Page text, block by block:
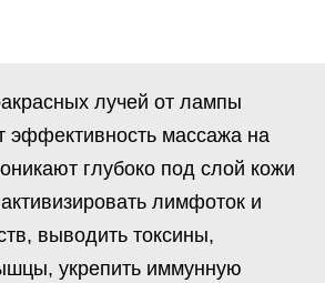
лучей от лампы
эффективность массажа на
глубоко под слой кожи
лимфоток и
выводить токсины,
укрепить иммунную